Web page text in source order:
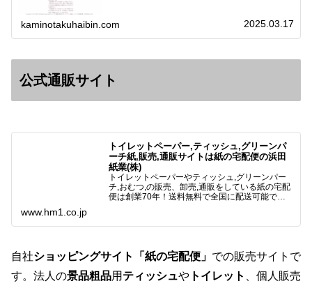
kaminotakuhaibin.com 2025.03.17
公式通販サイト
トイレットペーパー,ティッシュ,グリーンパ
ーチ紙,販売,通販サイトは紙の宅配便の浜田
紙業(株)
トイレットペーパーやティッシュ,グリーンパー
チ,おむつ,の販売、卸売,通販をしている紙の宅配
便は創業70年！送料無料で全国に配送可能で
様と歩んでまいりま…
www.hm1.co.jp
自社ショッピングサイト「紙の宅配便」 での販売サイトで
す。法人の景品粗品用 ティッシュや トイレット
、個人販売